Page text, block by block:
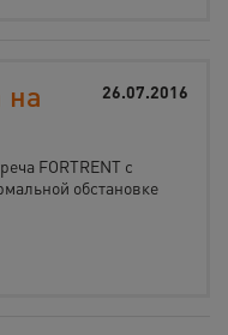
26.07.2016
на
FORTRENT с
обстановке